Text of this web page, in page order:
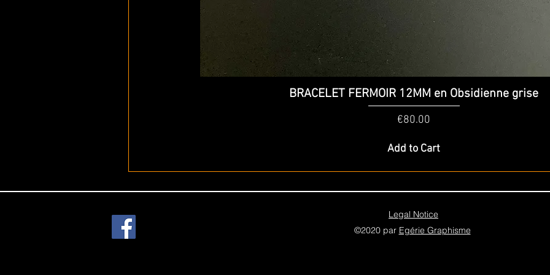
Quick View
BRACELET FERMOIR 12MM en Obsidienne grise
Price
€80.00
Add to Cart
Legal Notice
©2020 par Egérie Graphisme